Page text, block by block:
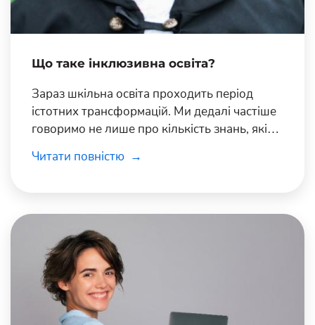
Що таке інклюзивна освіта?
Зараз шкільна освіта проходить період
істотних трансформацій. Ми дедалі частіше
говоримо не лише про кількість знань, які
шкільного середовища, про індивідуальний
Читати повністю